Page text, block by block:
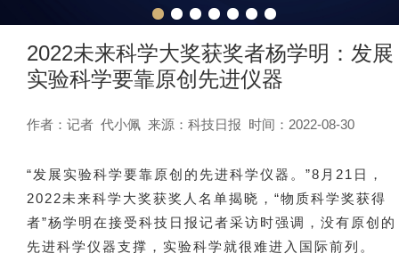
2022未来科学大奖获奖者杨学明：发展
实验科学要靠原创先进仪器
作者：记者 代小佩 来源：科技日报 时间：2022-08-30
“发展实验科学要靠原创的先进科学仪器。”8月21日，
2022未来科学大奖获奖人名单揭晓，“物质科学奖获得
者”杨学明在接受科技日报记者采访时强调，没有原创的
先进科学仪器支撑，实验科学就很难进入国际前列。